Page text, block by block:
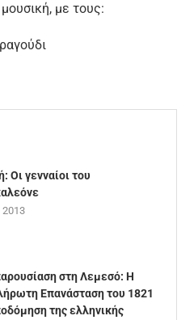
με τους:
Οι γενναίοι του
2013
στη Λεμεσό: Η
Επανάσταση του 1821
της ελληνικής